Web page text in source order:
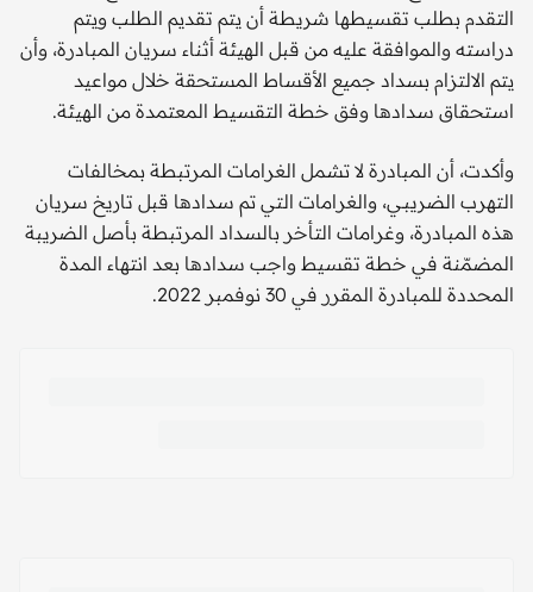
التقدم بطلب تقسيطها شريطة أن يتم تقديم الطلب ويتم
دراسته والموافقة عليه من قبل الهيئة أثناء سريان المبادرة، وأن
يتم الالتزام بسداد جميع الأقساط المستحقة خلال مواعيد
استحقاق سدادها وفق خطة التقسيط المعتمدة من الهيئة.
وأكدت، أن المبادرة لا تشمل الغرامات المرتبطة بمخالفات
التهرب الضريبـي، والغرامات التي تم سدادها قبل تاريخ سريان
هذه المبادرة، وغرامات التأخر بالسداد المرتبطة بأصل الضريبة
المضمّنة في خطة تقسيط واجب سدادها بعد انتهاء المدة
المحددة للمبادرة المقرر في 30 نوفمبر 2022.